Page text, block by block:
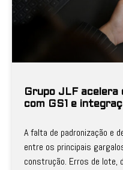
Grupo JLF acelera
com GS1 e
A falta de padronização e
entre os principais
construção. Erros de lote,